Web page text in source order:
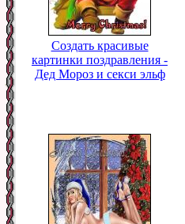
Создать красивые
картинки поздравления -
Дед Мороз и секси эльф